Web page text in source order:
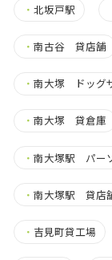
・ 北坂戸駅
・ 南古谷 貸店舗
・ 南大塚 ドッグ
・ 南大塚 貸倉庫
・ 南大塚駅 パー
・ 南大塚駅 貸店
・ 吉見町貸工場